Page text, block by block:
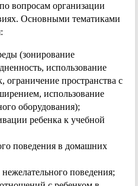
вопросам организации
Основными тематиками
(зонирование
использование
ограничение пространства с
использование
оборудования);
ребенка к учебной
поведения в домашних
поведения;